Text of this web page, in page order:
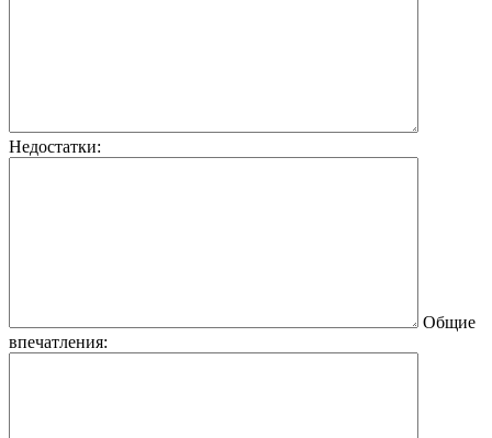
Недостатки:
Общие
впечатления: